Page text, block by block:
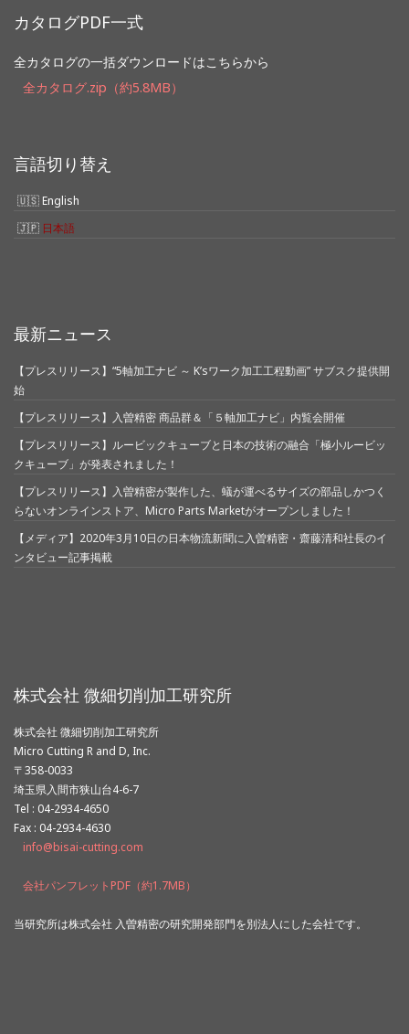
カタログPDF一式
全カタログの一括ダウンロードはこちらから
全カタログ.zip（約5.8MB）
言語切り替え
English
日本語
最新ニュース
【プレスリリース】“5軸加工ナビ ～ K’sワーク加工工程動画” サブスク提供開
始
【プレスリリース】入曽精密 商品群＆「５軸加工ナビ」内覧会開催
【プレスリリース】ルービックキューブと日本の技術の融合「極小ルービッ
クキューブ」が発表されました！
【プレスリリース】入曽精密が製作した、蟻が運べるサイズの部品しかつく
らないオンラインストア、Micro Parts Marketがオープンしました！
【メディア】2020年3月10日の日本物流新聞に入曽精密・齋藤清和社長のイ
ンタビュー記事掲載
株式会社 微細切削加工研究所
株式会社 微細切削加工研究所
Micro Cutting R and D, Inc.
〒358-0033
埼玉県入間市狭山台4-6-7
Tel : 04-2934-4650
Fax : 04-2934-4630
info@bisai-cutting.com
会社パンフレットPDF（約1.7MB）
当研究所は株式会社 入曽精密の研究開発部門を別法人にした会社です。